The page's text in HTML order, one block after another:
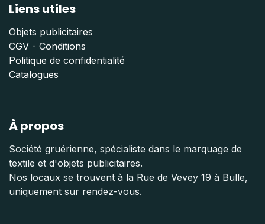
Liens utiles
Objets publicitaires
CGV - Conditions
Politique de confidentialité
Catalogues
À propos
Société gruérienne, spécialiste dans le marquage de
textile et d'objets publicitaires.
Nos locaux se trouvent à la Rue de Vevey 19 à Bulle,
uniquement sur rendez-vous.